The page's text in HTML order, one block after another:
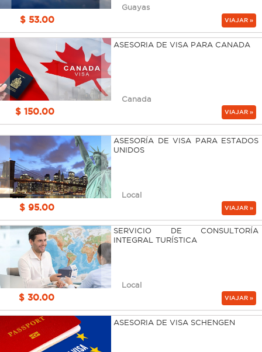
Guayas
$ 53.00 VIAJAR »
ASESORIA DE VISA PARA CANADA
Canada
$ 150.00 VIAJAR »
ASESORÍA DE VISA PARA ESTADOS
UNIDOS
Local
$ 95.00 VIAJAR »
SERVICIO DE CONSULTORÍA
INTEGRAL TURÍSTICA
Local
$ 30.00 VIAJAR »
ASESORIA DE VISA SCHENGEN